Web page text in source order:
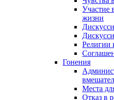
Участие
жизни
Религии
Гонения
Места
Отказ в